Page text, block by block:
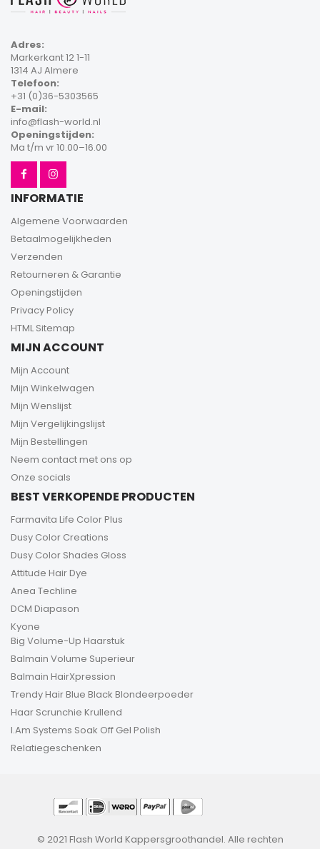
Adres:
Markerkant 12 1-11
1314 AJ Almere
Telefoon:
+31 (0)36-5303565
E-mail:
info@flash-world.nl
Openingstijden:
Ma t/m vr 10.00–16.00
INFORMATIE
Algemene Voorwaarden
Betaalmogelijkheden
Verzenden
Retourneren & Garantie
Openingstijden
Privacy Policy
HTML Sitemap
MIJN ACCOUNT
Mijn Account
Mijn Winkelwagen
Mijn Wenslijst
Mijn Vergelijkingslijst
Mijn Bestellingen
Neem contact met ons op
Onze socials
BEST VERKOPENDE PRODUCTEN
Farmavita Life Color Plus
Dusy Color Creations
Dusy Color Shades Gloss
Attitude Hair Dye
Anea Techline
DCM Diapason
Kyone
Big Volume-Up Haarstuk
Balmain Volume Superieur
Balmain HairXpression
Trendy Hair Blue Black Blondeerpoeder
Haar Scrunchie Krullend
I.Am Systems Soak Off Gel Polish
Relatiegeschenken
© 2021 Flash World Kappersgroothandel. Alle rechten